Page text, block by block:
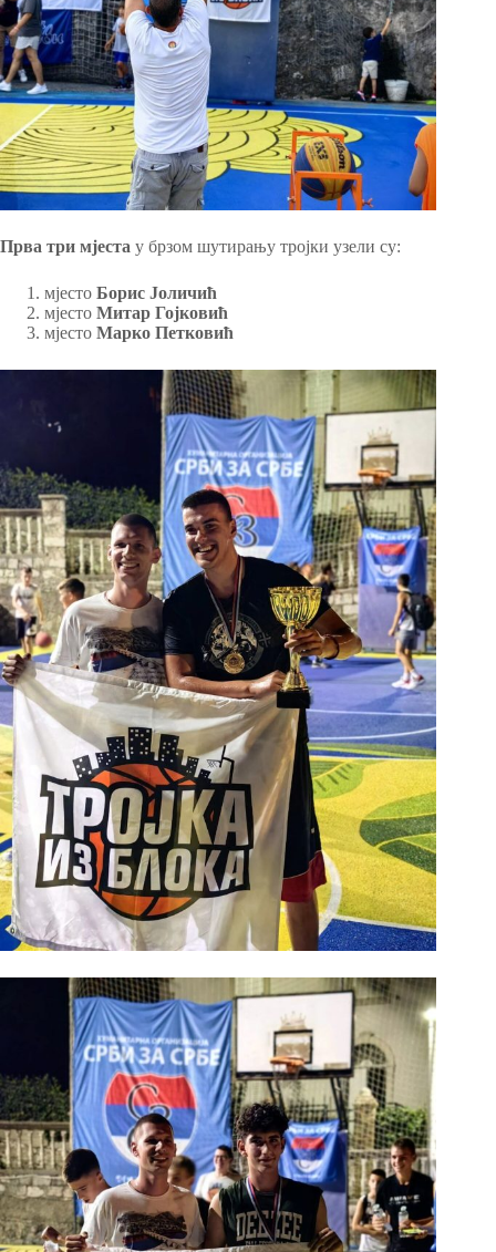
Прва три мјеста у брзом шутирању тројки узели су:
мјесто Борис Јоличић
мјесто Митар Гојковић
мјесто Марко Петковић